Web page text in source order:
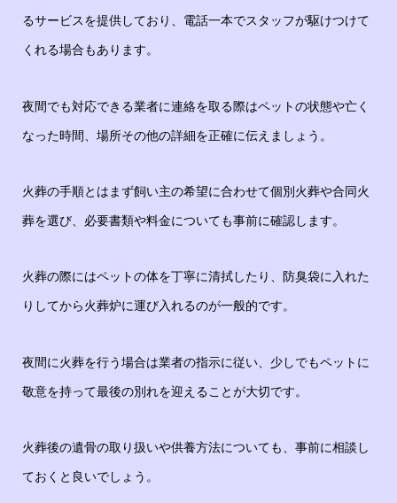
るサービスを提供しており、電話一本でスタッフが駆けつけて
くれる場合もあります。
夜間でも対応できる業者に連絡を取る際はペットの状態や亡く
なった時間、場所その他の詳細を正確に伝えましょう。
火葬の手順とはまず飼い主の希望に合わせて個別火葬や合同火
葬を選び、必要書類や料金についても事前に確認します。
火葬の際にはペットの体を丁寧に清拭したり、防臭袋に入れた
りしてから火葬炉に運び入れるのが一般的です。
夜間に火葬を行う場合は業者の指示に従い、少しでもペットに
敬意を持って最後の別れを迎えることが大切です。
火葬後の遺骨の取り扱いや供養方法についても、事前に相談し
ておくと良いでしょう。